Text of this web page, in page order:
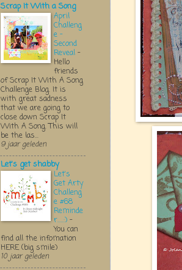
Scrap It With a Song
April
Challeng
e -
Second
Reveal -
Hello
friends
of Scrap It With A Song
Challenge Blog. It is
with great sadness
that we are going to
close down Scrap It
With A Song. This will
be the las...
9 jaar geleden
Let's get shabby
Let's
Get Arty
Challeng
e #68
Reminde
r.....:) -
You can
find all the infomation
HERE (big smile)
10 jaar geleden